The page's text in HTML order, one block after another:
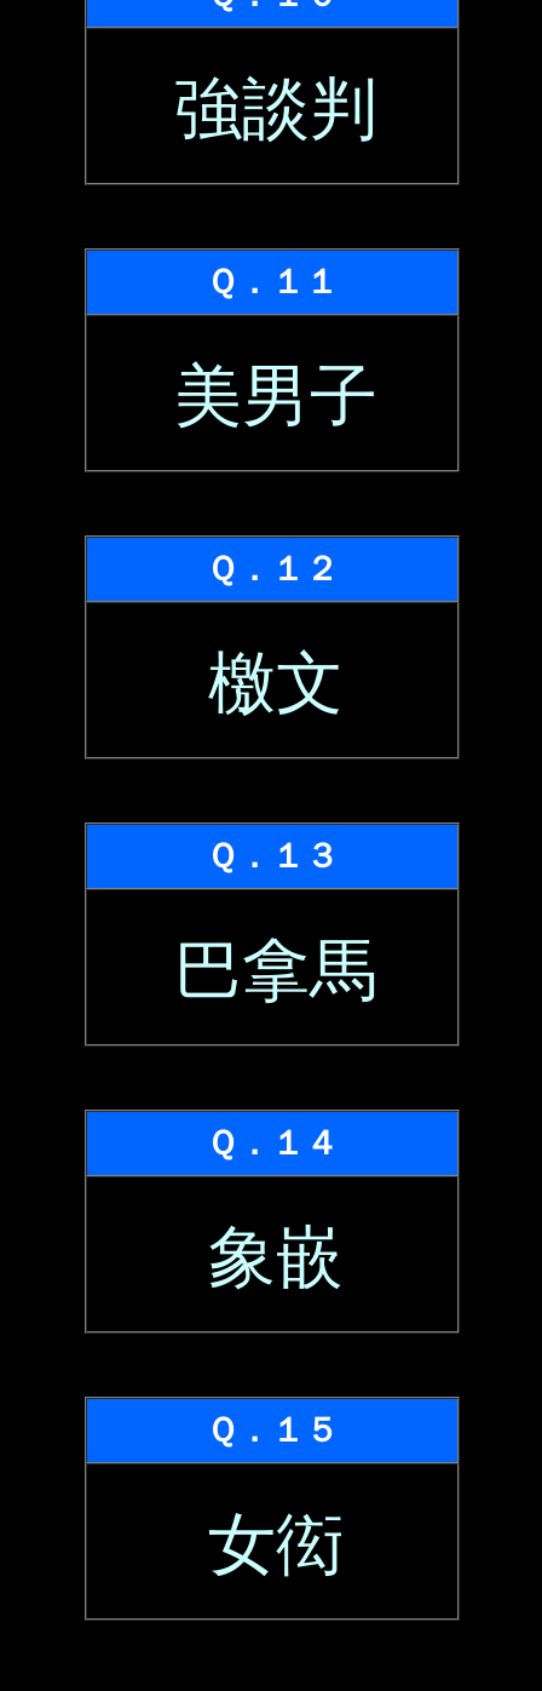
強談判
Ｑ．１１
美男子
Ｑ．１２
檄文
Ｑ．１３
巴拿馬
Ｑ．１４
象嵌
Ｑ．１５
女衒